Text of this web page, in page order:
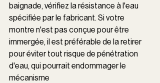
baignade, vérifiez la résistance à l'eau
spécifiée par le fabricant. Si votre
montre n'est pas conçue pour être
immergée, il est préférable de la retirer
pour éviter tout risque de pénétration
d'eau, qui pourrait endommager le
mécanisme